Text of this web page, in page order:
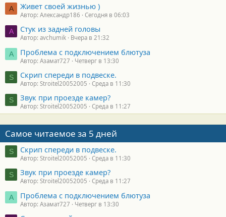
А Живет своей жизнью )
Автор: Александр186 Сегодня в 06:03
A Стук из задней головы
Автор: avchumik Вчера в 21:32
А Проблема с подключением блютуза
Автор: Азамат727 Четверг в 13:30
S Скрип спереди в подвеске.
Автор: Stroitel20052005 Среда в 11:30
S Звук при проезде камер?
Автор: Stroitel20052005 Среда в 11:27
Самое читаемое за 5 дней
S Скрип спереди в подвеске.
Автор: Stroitel20052005 Среда в 11:30
S Звук при проезде камер?
Автор: Stroitel20052005 Среда в 11:27
А Проблема с подключением блютуза
Автор: Азамат727 Четверг в 13:30